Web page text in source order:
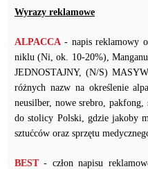
Wyrazy reklamowe
ALPACCA - napis reklamowy
niklu (Ni, ok. 10-20%),
JEDNOSTAJNY, (N/S)
różnych nazw na określenie
neusilber, nowe srebro,
do stolicy Polski, gdzie jakoby
sztućców oraz sprzętu
BEST- człon napisu